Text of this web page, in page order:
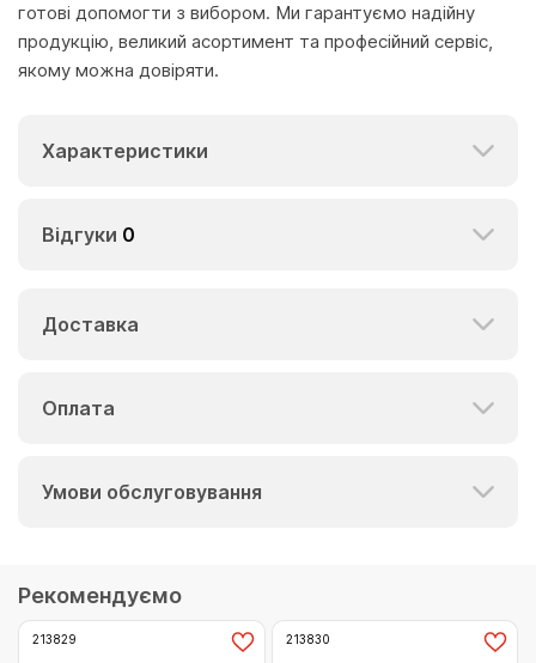
готові допомогти з вибором. Ми гарантуємо надійну
продукцію, великий асортимент та професійний сервіс,
якому можна довіряти.
Характеристики
Відгуки 0
Доставка
Оплата
Умови обслуговування
Рекомендуємо
213829 213830